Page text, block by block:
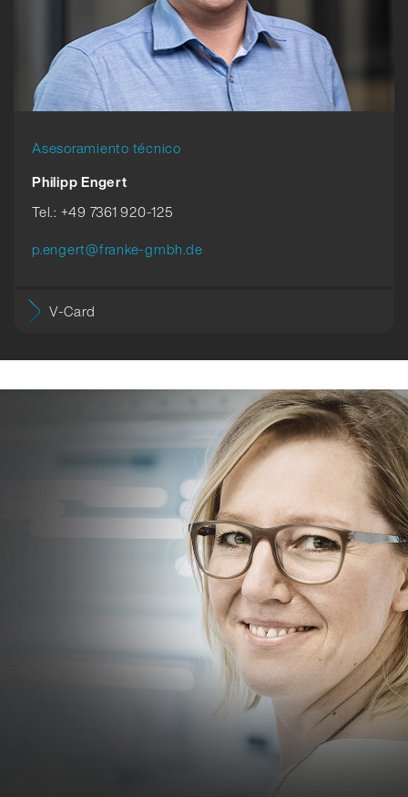
Asesoramiento técnico
Philipp Engert
Tel.: +49 7361 920-125
p.engert@franke-gmbh.de
V-Card